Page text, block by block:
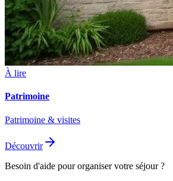
À lire
Patrimoine
Patrimoine & visites
Découvrir
Besoin d'aide pour organiser votre séjour ?